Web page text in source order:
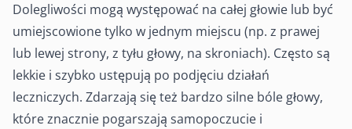
Dolegliwości mogą występować na całej głowie lub być
umiejscowione tylko w jednym miejscu (np. z prawej
lub lewej strony, z tyłu głowy, na skroniach). Często są
lekkie i szybko ustępują po podjęciu działań
leczniczych. Zdarzają się też bardzo silne bóle głowy,
które znacznie pogarszają samopoczucie i